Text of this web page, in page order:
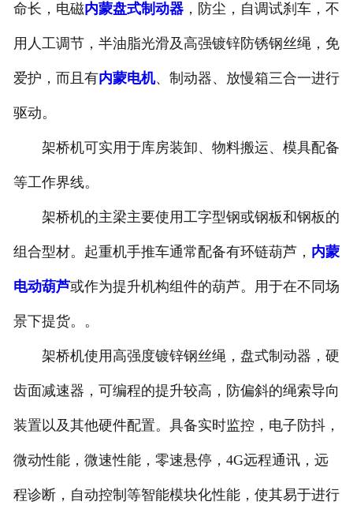
命长，电磁内蒙盘式制动器，防尘，自调试刹车，不
用人工调节，半油脂光滑及高强镀锌防锈钢丝绳，免
爱护，而且有内蒙电机、制动器、放慢箱三合一进行
驱动。
架桥机可实用于库房装卸、物料搬运、模具配备
等工作界线。
架桥机的主梁主要使用工字型钢或钢板和钢板的
组合型材。起重机手推车通常配备有环链葫芦， 内蒙
电动葫芦或作为提升机构组件的葫芦。用于在不同场
景下提货。。
架桥机使用高强度镀锌钢丝绳，盘式制动器，硬
齿面减速器，可编程的提升较高，防偏斜的绳索导向
装置以及其他硬件配置。具备实时监控，电子防抖，
微动性能，微速性能，零速悬停，4G远程通讯，远
程诊断，自动控制等智能模块化性能，使其易于进行